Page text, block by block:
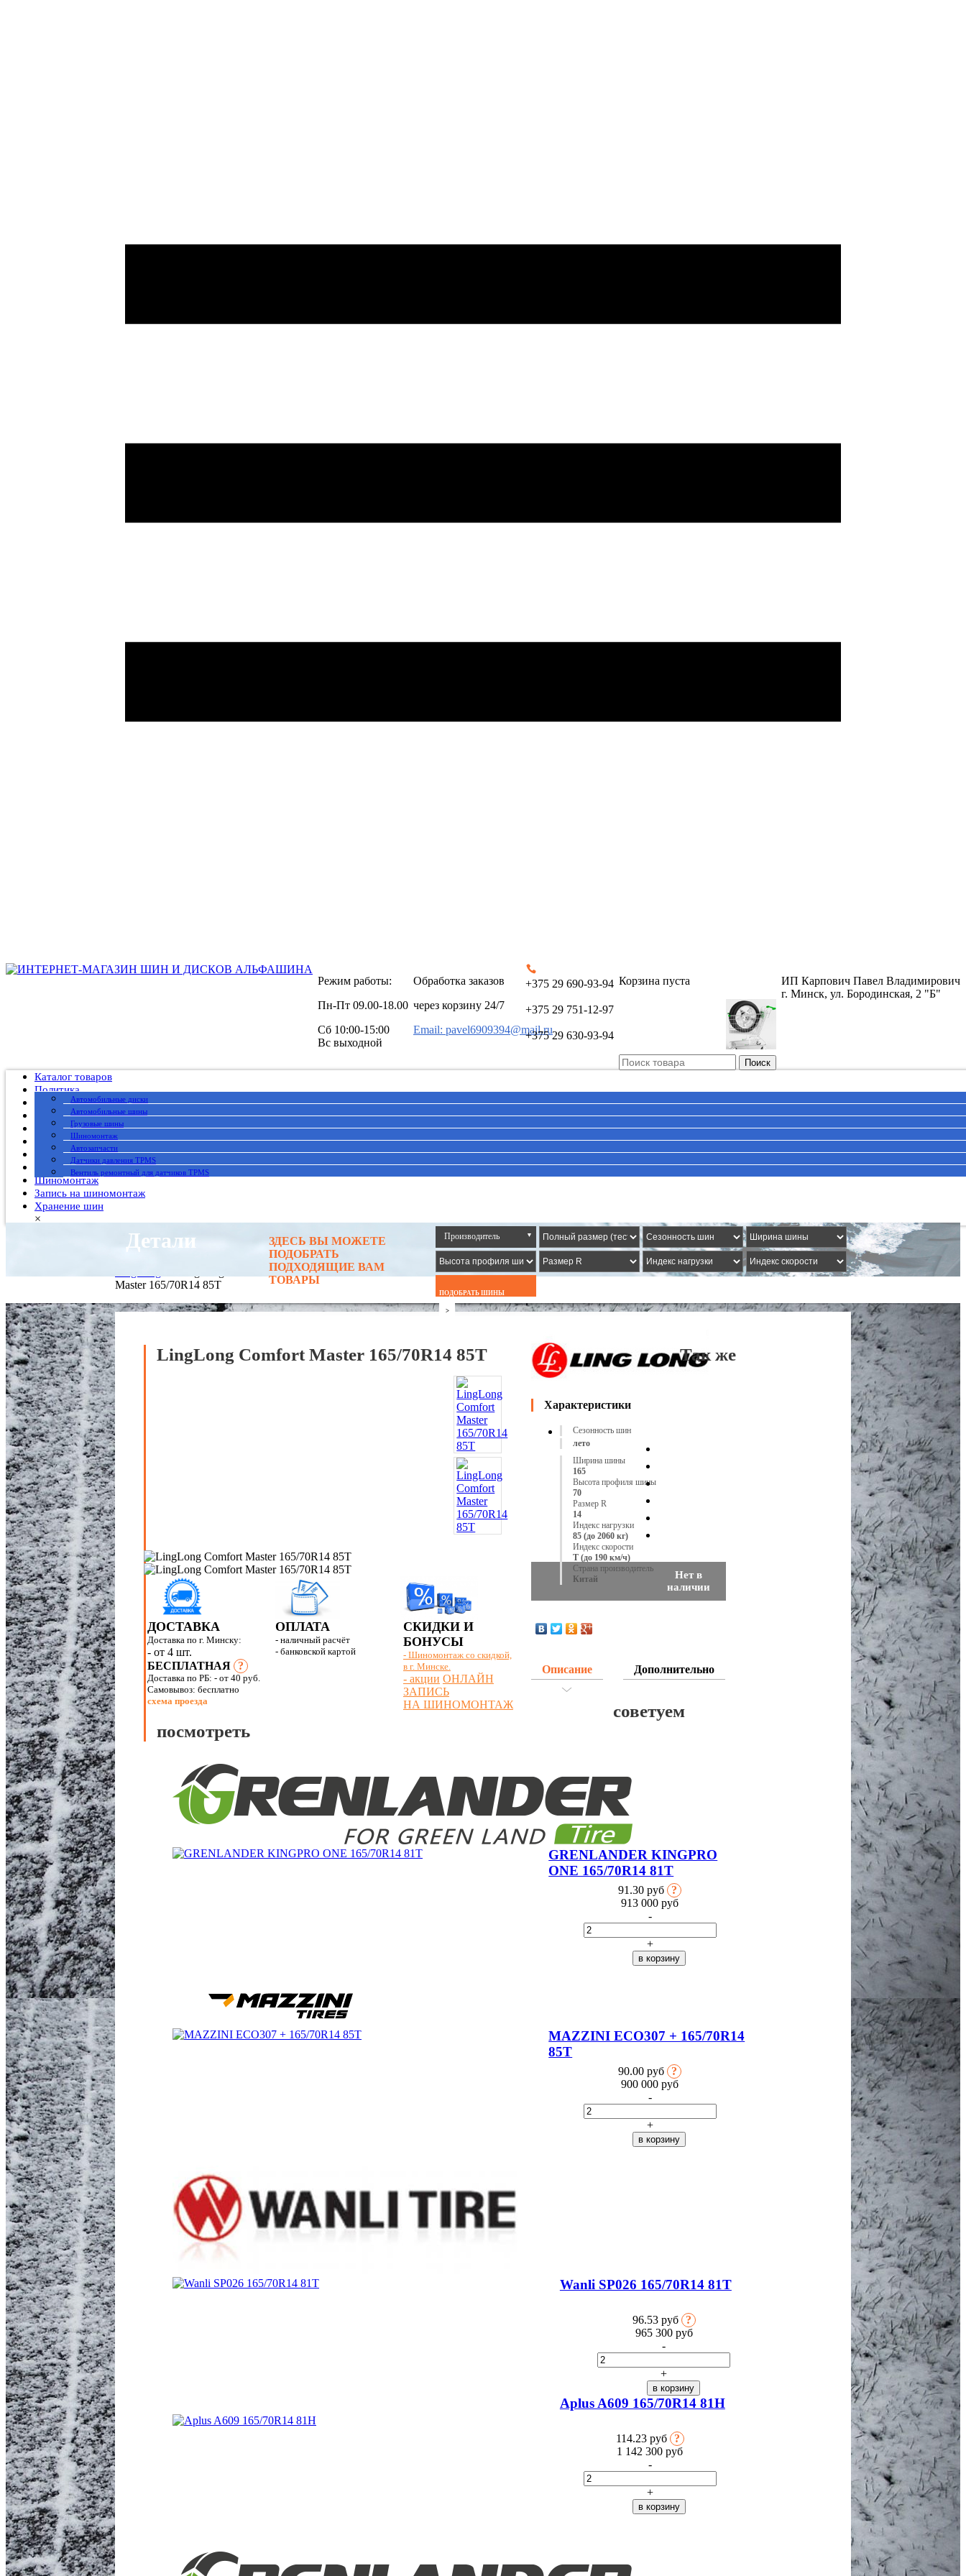
Режим работы:
Пн-Пт 09.00-18.00
Сб 10:00-15:00
Вс выходной
Обработка заказов
через корзину 24/7
Email: pavel6909394@mail.ru
+375 29 690-93-94
+375 29 751-12-97
+375 29 630-93-94
Корзина пуста
Поиск
ИП Карпович Павел Владимирович
г. Минск, ул. Бородинская, 2 "Б"
Каталог товаров
Автомобильные диски
Автомобильные шины
Грузовые шины
Шиномонтаж
Автозапчасти
Датчики давления TPMS
Вентиль ремонтный для датчиков TPMS
Политика
Публичный договор
О нас
Оплата
Доставка
Вакансии
Гарантия
Шиномонтаж
Запись на шиномонтаж
Хранение шин
×
Детали Производитель ▼
Все
Accelera
Amtel
Antares
Aplus
Apollo
Arivo
Armstrong
ATLAS
AUTOGREEN
Bars
Barum
BFGoodrich
Bridgestone
Effiplus
Falken
Goodride
ПОДОБРАТЬ ШИНЫ
>
ЗДЕСЬ ВЫ МОЖЕТЕ
ПОДОБРАТЬ
ПОДХОДЯЩИЕ ВАМ
ТОВАРЫ
Master 165/70R14 85T
LingLong Comfort Master 165/70R14 85T
ДОСТАВКА
Доставка по г. Минску:
- от 4 шт.
БЕСПЛАТНАЯ
?
Доставка по РБ:- от 40 руб.
Самовывоз: бесплатно
схема проезда
ОПЛАТА
- наличный расчёт
- банковской картой
СКИДКИ И
БОНУСЫ
- Шиномонтаж со скидкой,
в г. Минске.
- акции ОНЛАЙН
ЗАПИСЬ
НА ШИНОМОНТАЖ
Характеристики
Сезонность шин
лето
Ширина шины
165
Высота профиля шины
70
Размер R
14
Индекс нагрузки
85 (до 2060 кг)
Индекс скорости
T (до 190 км/ч)
Страна производитель
Китай
Нет в
наличии
Описание Дополнительно
Так же
советуем
посмотреть
GRENLANDER KINGPRO
ONE 165/70R14 81T
91.30 руб ?
913 000 руб
-
+
MAZZINI ECO307 + 165/70R14
85T
90.00 руб ?
900 000 руб
-
+
Wanli SP026 165/70R14 81T
96.53 руб
?
965 300руб
-
+
Aplus A609 165/70R14 81H
114.23 руб
?
1 142 300 руб
-
+